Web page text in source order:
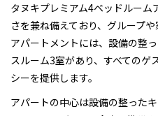
タヌキプレミアム4ベッドルー
さを兼ね備えており、グループ
アパートメントには、設備の整
スルーム3室があり、すべてのゲ
シーを提供します。
アパートの中心は設備の整った